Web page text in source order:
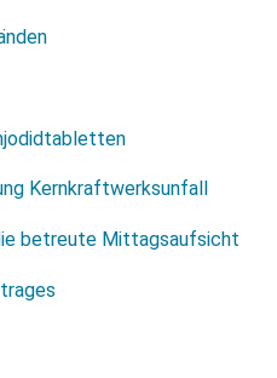
Kernkraftwerksunfall
betreute Mittagsaufsicht